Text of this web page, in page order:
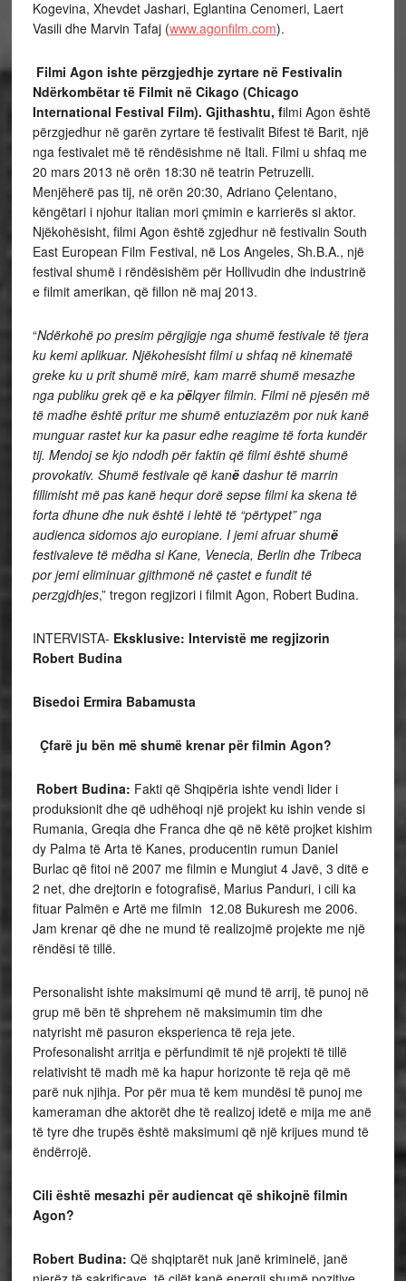
Kogevina, Xhevdet Jashari, Eglantina Cenomeri, Laert
Vasili dhe Marvin Tafaj (www.agonfilm.com).
Filmi Agon ishte përzgjedhje zyrtare në Festivalin
Ndërkombëtar të Filmit në Cikago (Chicago
International Festival Film). Gjithashtu, filmi Agon është
përzgjedhur në garën zyrtare të festivalit Bifest të Barit, një
nga festivalet më të rëndësishme në Itali. Filmi u shfaq me
20 mars 2013 në orën 18:30 në teatrin Petruzelli.
Menjëherë pas tij, në orën 20:30, Adriano Çelentano,
këngëtari i njohur italian mori çmimin e karrierës si aktor.
Njëkohësisht, filmi Agon është zgjedhur në festivalin South
East European Film Festival, në Los Angeles, Sh.B.A., një
festival shumë i rëndësishëm për Hollivudin dhe industrinë
e filmit amerikan, që fillon në maj 2013.
“Ndërkohë po presim përgjigje nga shumë festivale të tjera
ku kemi aplikuar. Njëkohesisht filmi u shfaq në kinematë
greke ku u prit shumë mirë, kam marrë shumë mesazhe
nga publiku grek që e ka pëlqyer filmin. Filmi në pjesën më
të madhe është pritur me shumë entuziazëm por nuk kanë
munguar rastet kur ka pasur edhe reagime të forta kundër
tij. Mendoj se kjo ndodh për faktin që filmi është shumë
provokativ. Shumë festivale që kanëdashur të marrin
fillimisht më pas kanë hequr dorë sepse filmi ka skena të
forta dhune dhe nuk është i lehtë të “përtypet” nga
audienca sidomos ajo europiane. I jemi afruar shumë
festivaleve të mëdha si Kane, Venecia, Berlin dhe Tribeca
por jemi eliminuar gjithmonë në çastet e fundit të
perzgjdhjes,” tregon regjizori i filmit Agon, Robert Budina.
INTERVISTA- Eksklusive: Intervistë me regjizorin
Robert Budina
Bisedoi Ermira Babamusta
Çfarë ju bën më shumë krenar për filmin Agon?
Robert Budina: Fakti që Shqipëria ishte vendi lider i
produksionit dhe që udhëhoqi një projekt ku ishin vende si
Rumania, Greqia dhe Franca dhe që në këtë projket kishim
dy Palma të Arta të Kanes, producentin rumun Daniel
Burlac që fitoi në 2007 me filmin e Mungiut 4 Javë, 3 ditë e
2 net, dhe drejtorin e fotografisë, Marius Panduri, i cili ka
fituar Palmën e Artë me filmin 12.08 Bukuresh me 2006.
Jam krenar që dhe ne mund të realizojmë projekte me një
rëndësi të tillë.
Personalisht ishte maksimumi që mund të arrij, të punoj në
grup më bën të shprehem në maksimumin tim dhe
natyrisht më pasuron eksperienca të reja jete.
Profesonalisht arritja e përfundimit të një projekti të tillë
relativisht të madh më ka hapur horizonte të reja që më
parë nuk njihja. Por për mua të kem mundësi të punoj me
kameraman dhe aktorët dhe të realizoj idetë e mija me anë
të tyre dhe trupës është maksimumi që një krijues mund të
ëndërrojë.
Cili është mesazhi për audiencat që shikojnë filmin
Agon?
Robert Budina: Që shqiptarët nuk janë kriminelë, janë